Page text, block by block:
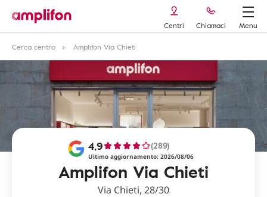
Centri Chiamaci
Menu
Cerca centro
Amplifon Via Chieti
Amplifon Via Chieti
4,9 (289)
Ultimo aggiornamento: 2026/08/06
Via Chieti, 28/30